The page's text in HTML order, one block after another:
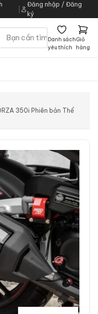
Đăng nhập / Đăng
ký
Danh sách
yêu thích
Giỏ
hàng
350i Phiên bản Thể